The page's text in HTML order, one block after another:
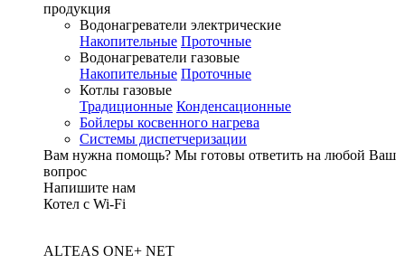
продукция
Водонагреватели электрические
Накопительные Проточные
Водонагреватели газовые
Накопительные Проточные
Котлы газовые
Традиционные Конденсационные
Бойлеры косвенного нагрева
Системы диспетчеризации
Вам нужна помощь? Мы готовы ответить на любой Ваш
вопрос
Напишите нам
Котел с Wi-Fi
ALTEAS ONE+ NET